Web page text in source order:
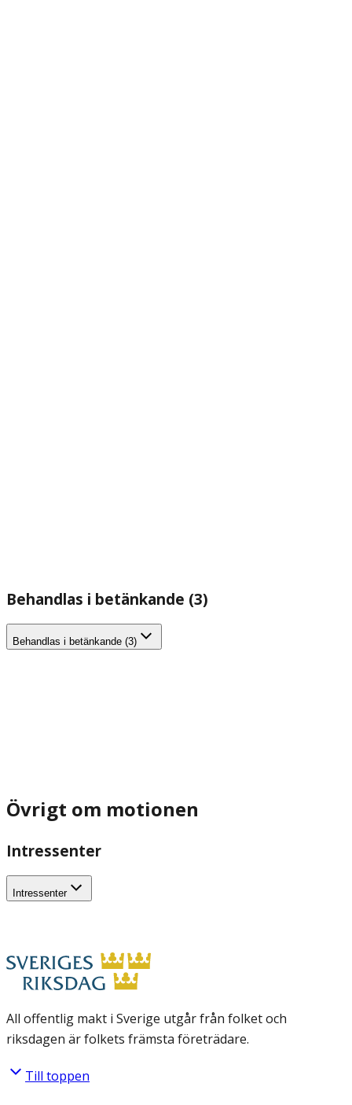
Behandlas i betänkande (3)
Behandlas i betänkande (3)
Övrigt om motionen
Intressenter
Intressenter
All offentlig makt i Sverige utgår från folket och
riksdagen är folkets främsta företrädare.
Till toppen